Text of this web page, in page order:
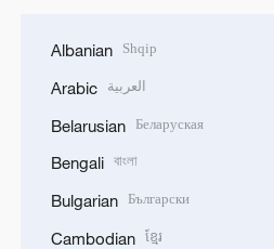
Albanian Shqip
Arabic العربية
Belarusian Беларуская
Bengali বাংলা
Bulgarian Български
Cambodian ខ្មែរ